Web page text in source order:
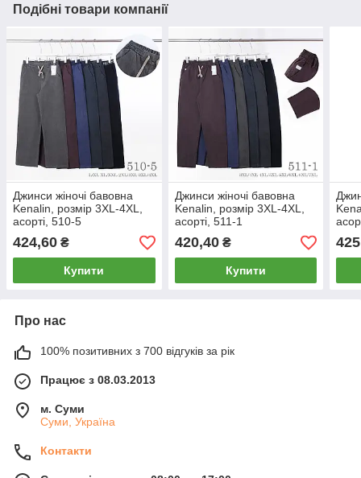
Подібні товари компанії
Джинси жіночі бавовна
Kenalin, розмір 3XL-4XL,
асорті, 510-5
424,60 ₴
Купити
Джинси жіночі бавовна
Kenalin, розмір 3XL-4XL,
асорті, 511-1
420,40₴
Купити
Про нас
100% позитивних з 700 відгуків за рік
Працює з 08.03.2013
м. Суми
Суми, Україна
Контакти